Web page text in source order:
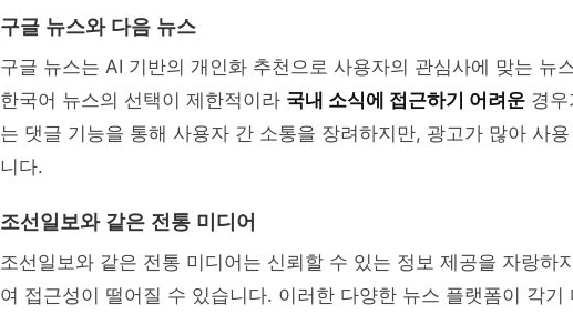
구글 뉴스와 다음 뉴스
구글 뉴스는 AI 기반의 개인화 추천으로 사용자의 관심사에 맞는 뉴
한국어 뉴스의 선택이 제한적이라 국내 소식에 접근하기 어려운 경
는 댓글 기능을 통해 사용자 간 소통을 장려하지만, 광고가 많아 사
니다.
조선일보와 같은 전통 미디어
조선일보와 같은 전통 미디어는 신뢰할 수 있는 정보 제공을 자랑하
여 접근성이 떨어질 수 있습니다. 이러한 다양한 뉴스 플랫폼이 각기